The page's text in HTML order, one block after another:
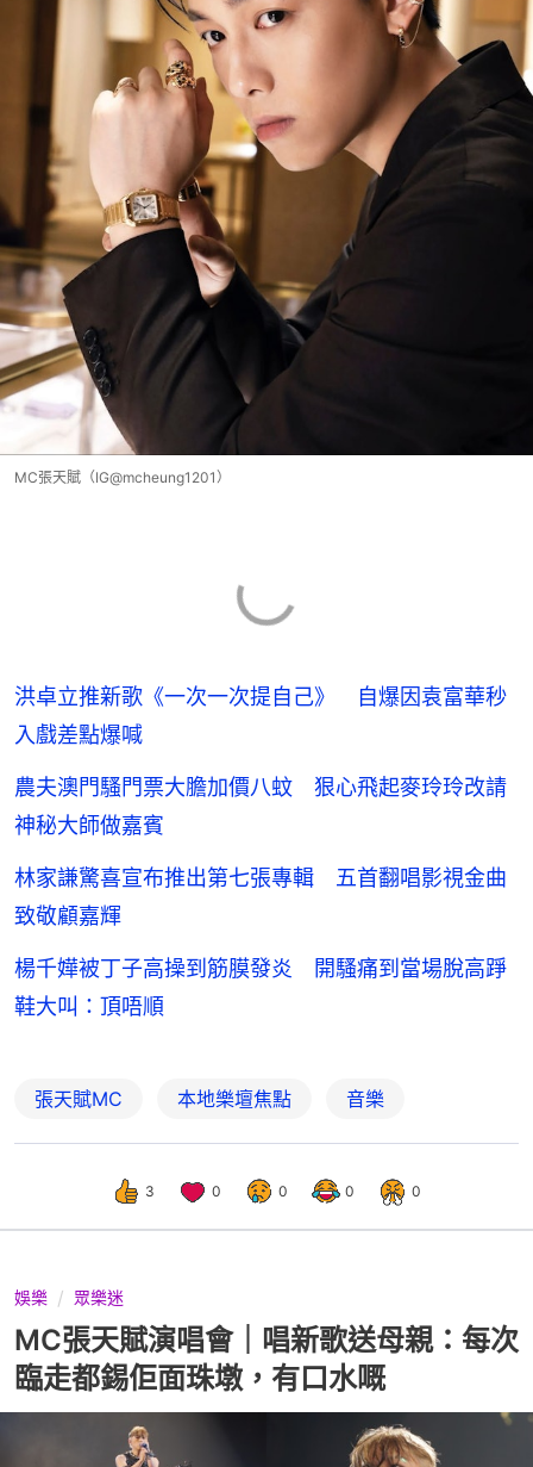
MC張天賦（IG@mcheung1201）
洪卓立推新歌《一次一次提自己》 自爆因袁富華秒
入戲差點爆喊
農夫澳門騷門票大膽加價八蚊 狠心飛起麥玲玲改請
神秘大師做嘉賓
林家謙驚喜宣布推出第七張專輯 五首翻唱影視金曲
致敬顧嘉輝
楊千嬅被丁子高操到筋膜發炎 開騷痛到當場脫高踭
鞋大叫：頂唔順
張天賦MC 本地樂壇焦點 音樂
3 0 0 0 0
娛樂 眾樂迷
MC張天賦演唱會｜唱新歌送母親：每次
臨走都錫佢面珠墩，有口水嘅